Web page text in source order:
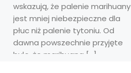
wskazują, że palenie marihuany
jest mniej niebezpieczne dla
płuc niż palenie tytoniu. Od
dawna powszechnie przyjęte
było, że marihuana […]